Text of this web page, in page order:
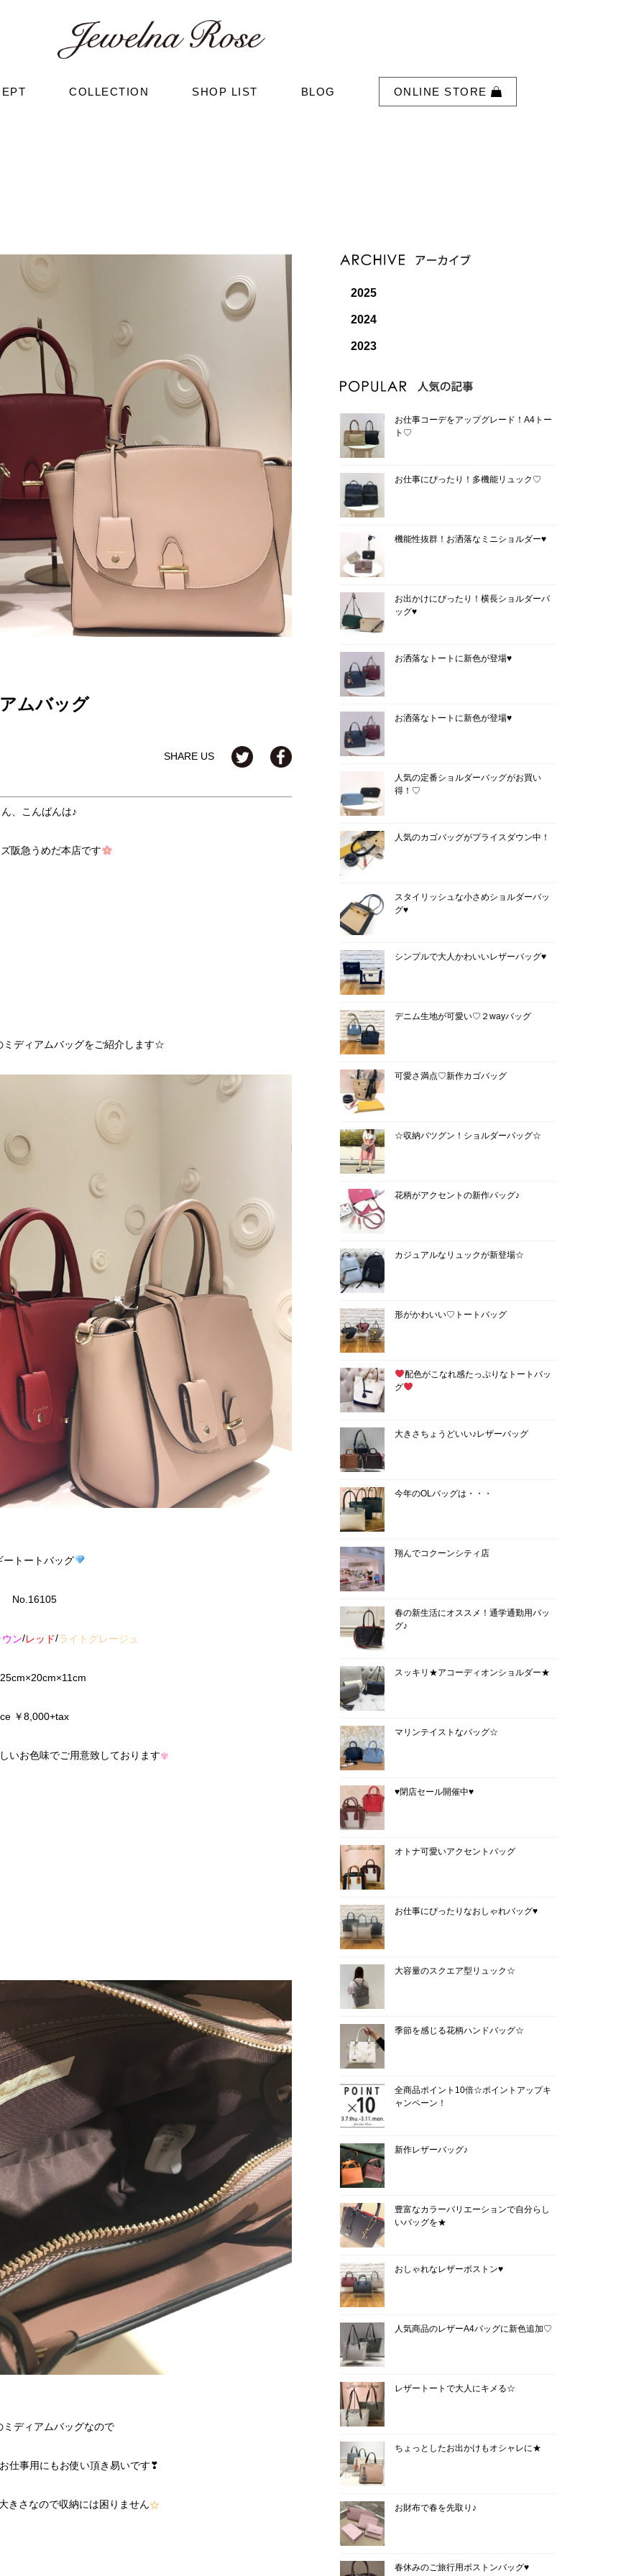
COLLECTION SHOP LIST BLOG ONLINE STORE
ムバッグ
SHARE US
、こんばんは♪
阪急うめだ本店です
ミディアムバッグをご紹介します☆
ートートバッグ
No.16105
ン/レッド/ライトグレージュ
￥8,000+tax
いお色味でご用意致しております✾
ミディアムバッグなので
仕事用にもお使い頂き易いです❣
きさなので収納には困りません☆
2025
2024
2023
お仕事コーデをアップグレード！A4トー
ト♡
お仕事にぴったり！多機能リュック♡
機能性抜群！お洒落なミニショルダー♥
お出かけにぴったり！横長ショルダーバ
ッグ♥
お洒落なトートに新色が登場♥
お洒落なトートに新色が登場♥
人気の定番ショルダーバッグがお買い
得！♡
人気のカゴバッグがプライスダウン中！
スタイリッシュな小さめショルダーバッ
グ♥
シンプルで大人かわいいレザーバッグ♥
デニム生地が可愛い♡２wayバッグ
可愛さ満点♡新作カゴバッグ
☆収納バツグン！ショルダーバッグ☆
花柄がアクセントの新作バッグ♪
カジュアルなリュックが新登場☆
形がかわいい♡トートバッグ
配色がこなれ感たっぷりなトートバッ
グ
大きさちょうどいい♪レザーバッグ
今年のOLバッグは・・・
翔んでコクーンシティ店
春の新生活にオススメ！通学通勤用バッ
グ♪
スッキリ★アコーディオンショルダー★
マリンテイストなバッグ☆
♥閉店セール開催中♥
オトナ可愛いアクセントバッグ
お仕事にぴったりなおしゃれバッグ♥
大容量のスクエア型リュック☆
季節を感じる花柄ハンドバッグ☆
全商品ポイント10倍☆ポイントアップキ
ャンペーン！
新作レザーバッグ♪
豊富なカラーバリエーションで自分らし
いバッグを★
おしゃれなレザーボストン♥
人気商品のレザーA4バッグに新色追加♡
レザートートで大人にキメる☆
ちょっとしたお出かけもオシャレに★
お財布で春を先取り♪
春休みのご旅行用ボストンバッグ♥